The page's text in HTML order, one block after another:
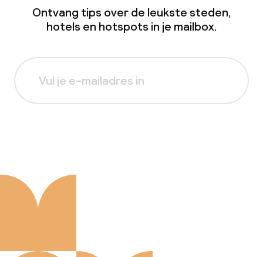
Ontvang tips over de leukste steden,
hotels en hotspots in je mailbox.